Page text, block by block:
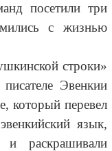
посетили три
с жизнью
строки»
Эвенкии
который перевел
язык,
и раскрашивали